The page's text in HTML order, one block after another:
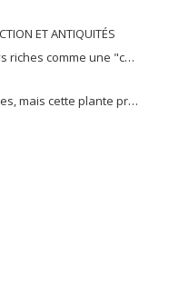
ET ANTIQUITÉS
la famille des poaceae cultivée pour ses graines dans certaines régions d'Afrique.
recettes traditionnelles africaines comme le couscous, la bouillie, les boulettes, les beignets et même le pain.